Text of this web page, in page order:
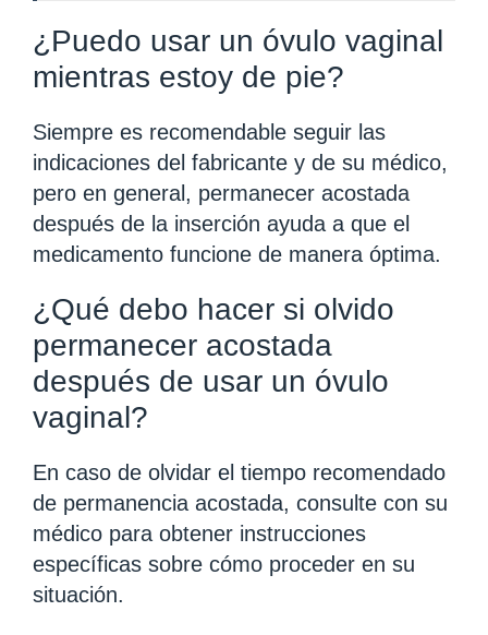
¿Puedo usar un óvulo vaginal
mientras estoy de pie?
Siempre es recomendable seguir las
indicaciones del fabricante y de su médico,
pero en general, permanecer acostada
después de la inserción ayuda a que el
medicamento funcione de manera óptima.
¿Qué debo hacer si olvido
permanecer acostada
después de usar un óvulo
vaginal?
En caso de olvidar el tiempo recomendado
de permanencia acostada, consulte con su
médico para obtener instrucciones
específicas sobre cómo proceder en su
situación.